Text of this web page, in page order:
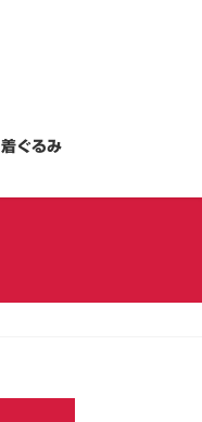
着ぐるみ